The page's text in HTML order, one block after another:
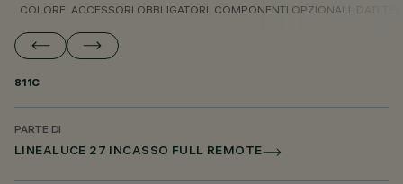
COLORE ACCESSORI OBBLIGATORI COMPONENTI OPZIONALI
811C
PARTE DI
LINEALUCE 27 INCASSO FULL REMOTE